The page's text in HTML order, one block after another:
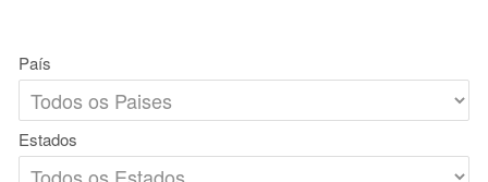
País
Estados